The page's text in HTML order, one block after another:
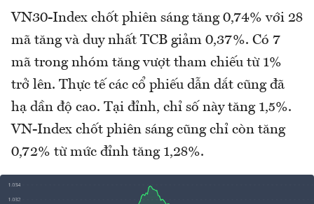
VN30-Index chốt phiên sáng tăng 0,74% với 28
mã tăng và duy nhất TCB giảm 0,37%. Có 7
mã trong nhóm tăng vượt tham chiếu từ 1%
trở lên. Thực tế các cổ phiếu dẫn dắt cũng đã
hạ dần độ cao. Tại đỉnh, chỉ số này tăng 1,5%.
VN-Index chốt phiên sáng cũng chỉ còn tăng
0,72% từ mức đỉnh tăng 1,28%.